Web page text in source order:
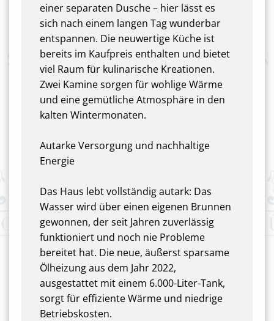
einer separaten Dusche – hier lässt es
sich nach einem langen Tag wunderbar
entspannen. Die neuwertige Küche ist
bereits im Kaufpreis enthalten und bietet
viel Raum für kulinarische Kreationen.
Zwei Kamine sorgen für wohlige Wärme
und eine gemütliche Atmosphäre in den
kalten Wintermonaten.
Autarke Versorgung und nachhaltige
Energie
Das Haus lebt vollständig autark: Das
Wasser wird über einen eigenen Brunnen
gewonnen, der seit Jahren zuverlässig
funktioniert und noch nie Probleme
bereitet hat. Die neue, äußerst sparsame
Ölheizung aus dem Jahr 2022,
ausgestattet mit einem 6.000-Liter-Tank,
sorgt für effiziente Wärme und niedrige
Betriebskosten.